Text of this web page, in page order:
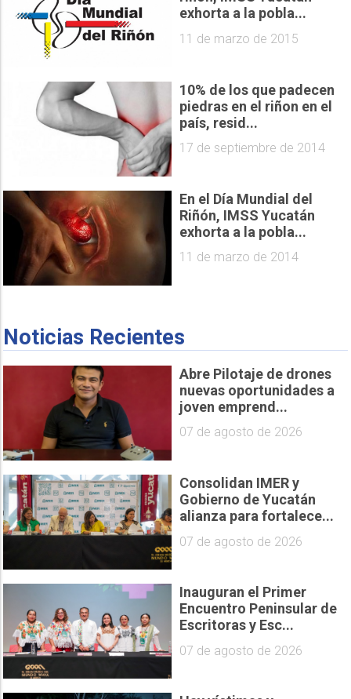
exhorta a la pobla...
11 de marzo de 2015
10% de los que padecen
piedras en el riñon en el
país, resid...
17 de septiembre de 2014
En el Día Mundial del
Riñón, IMSS Yucatán
exhorta a la pobla...
11 de marzo de 2014
Noticias Recientes
Abre Pilotaje de drones
nuevas oportunidades a
joven emprend...
07 de agosto de 2026
Consolidan IMER y
Gobierno de Yucatán
alianza para fortalece...
07 de agosto de 2026
Inauguran el Primer
Encuentro Peninsular de
Escritoras y Esc...
07 de agosto de 2026